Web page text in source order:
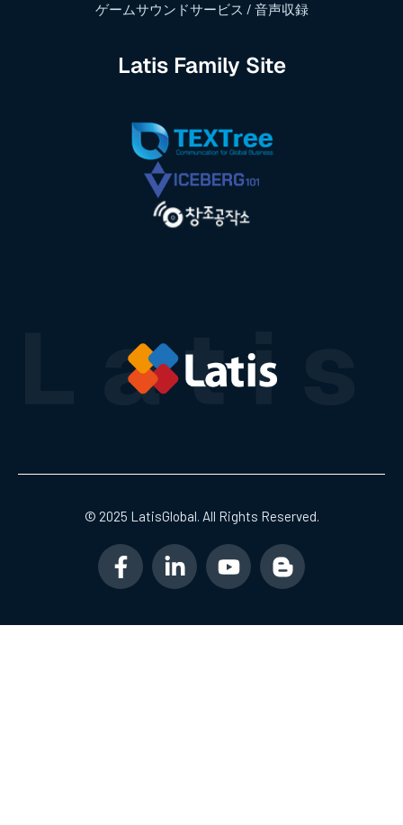
ゲームサウンドサービス / 音声収録
Latis Family Site
© 2025 LatisGlobal. All Rights Reserved.